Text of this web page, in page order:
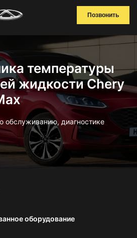
Позвонить
температуры
жидкости Chery
обслуживанию, диагностике
оборудование